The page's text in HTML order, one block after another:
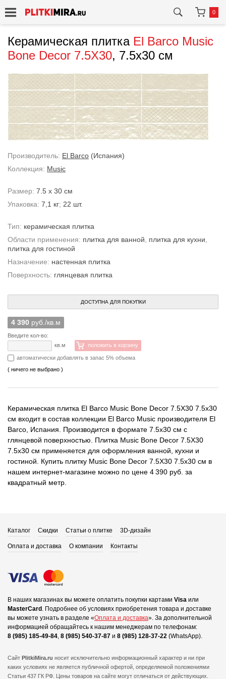
0
Керамическая плитка El Barco Music
Bone Decor 7.5X30, 7.5x30 см
Производитель: El Barco (Испания)
Коллекция: Music
Размер: 7.5 x 30 см
Упаковка: 7,1 кг; 22 шт.
Тип: керамическая плитка
Области применения: плитка для ванной плитка для кухни
плитка для гостиной
Назначение: настенная плитка
Поверхность: глянцевая плитка
ДОСТУПНА ДЛЯ ПОКУПКИ
4 390 руб./кв.м
Введите кол-во:
кв.м
положить в корзину
автоматически добавлять в запас 5% объема
( ничего не выбрано )
Керамическая плитка El Barco Music Bone Decor 7.5X30 7.5x30
см входит в состав коллекции El Barco Music производителя El
Barco, Испания. Производится в формате 7.5x30 см с
глянцевой поверхностью. Плитка Music Bone Decor 7.5X30
7.5x30 см применяется для оформления ванной, кухни и
гостиной. Купить плитку Music Bone Decor 7.5X30 7.5x30 см в
нашем интернет-магазине можно по цене 4 390 руб. за
квадратный метр.
Каталог Скидки Статьи о плитке 3D-дизайн
Оплата и доставка О компании Контакты
В наших магазинах вы можете оплатить покупки картами Visa или
MasterCard . Подробнее об условиях приобретения товара и доставке
вы можете узнать в разделе «Оплата и доставка». За дополнительной
информацией обращайтесь к нашим менеджерам по телефонам:
8 (985) 185-49-84, 8 (985) 540-37-87 и 8 (985) 128-37-22 (WhatsApp).
Сайт PlitkiMira.ru носит исключительно информационный характер и ни при
каких условиях не является публичной офертой, определяемой положениями
Статьи 437 ГК РФ. Цены товаров на сайте могут отличаться от действующих.